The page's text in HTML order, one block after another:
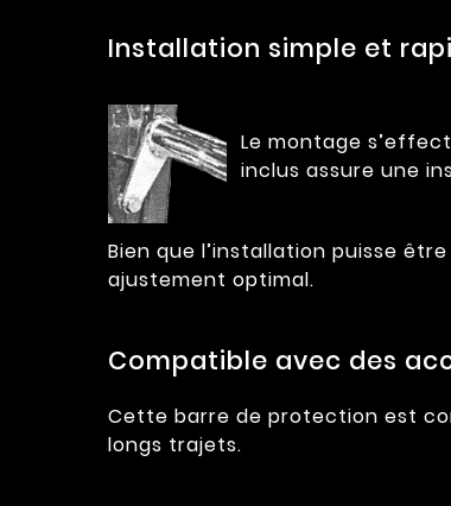
Installation simple et
Le montage
inclus assure une
Bien que l’installation puisse
ajustement optimal.
Compatible avec des
Cette barre de protection est
longs trajets.